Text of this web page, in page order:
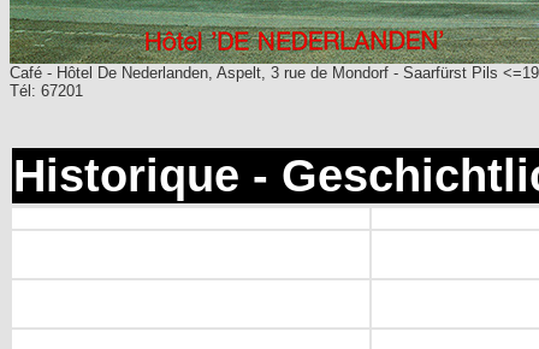
Café - Hôtel De Nederlanden, Aspelt, 3 rue de Mondorf - Saarfürst Pils
Tél: 67201
Historique -